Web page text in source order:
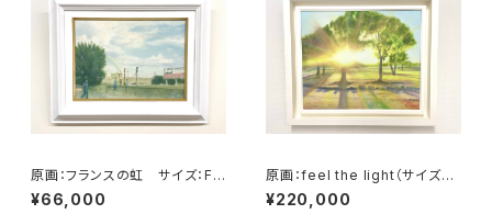
原画：フランスの虹 サイズ：F4
号・(よこ333 × たて242mm ）
¥66,000
原画：feel the light（サイズ：F
8号（額縁含む縦450mm×横5
60mm×奥行45mm））
¥220,000